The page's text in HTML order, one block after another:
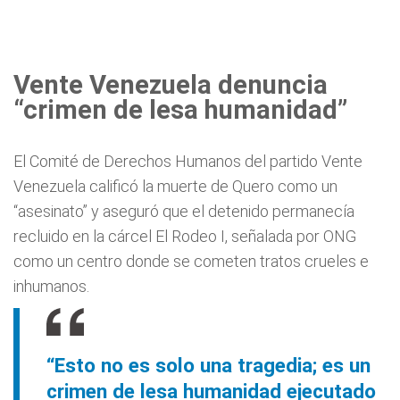
Vente Venezuela denuncia
“crimen de lesa humanidad”
El Comité de Derechos Humanos del partido Vente
Venezuela calificó la muerte de Quero como un
“asesinato” y aseguró que el detenido permanecía
recluido en la cárcel El Rodeo I, señalada por ONG
como un centro donde se cometen tratos crueles e
inhumanos.
“Esto no es solo una tragedia; es un
crimen de lesa humanidad ejecutado